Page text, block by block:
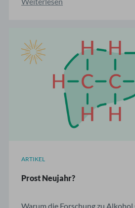
erklärt, was Mediziner:innen dort
4.0 oder Schule ...
ARTIKEL
Prost Neujahr?
Warum die Forschung zu Alkohol